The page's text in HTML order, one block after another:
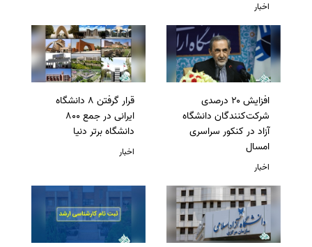
اخبار
افزایش ۲۰ درصدی
شرکت‌کنندگان دانشگاه
آزاد در کنکور سراسری
امسال
اخبار
قرار گرفتن 8 دانشگاه
ایرانی در جمع 800
دانشگاه برتر دنیا
اخبار